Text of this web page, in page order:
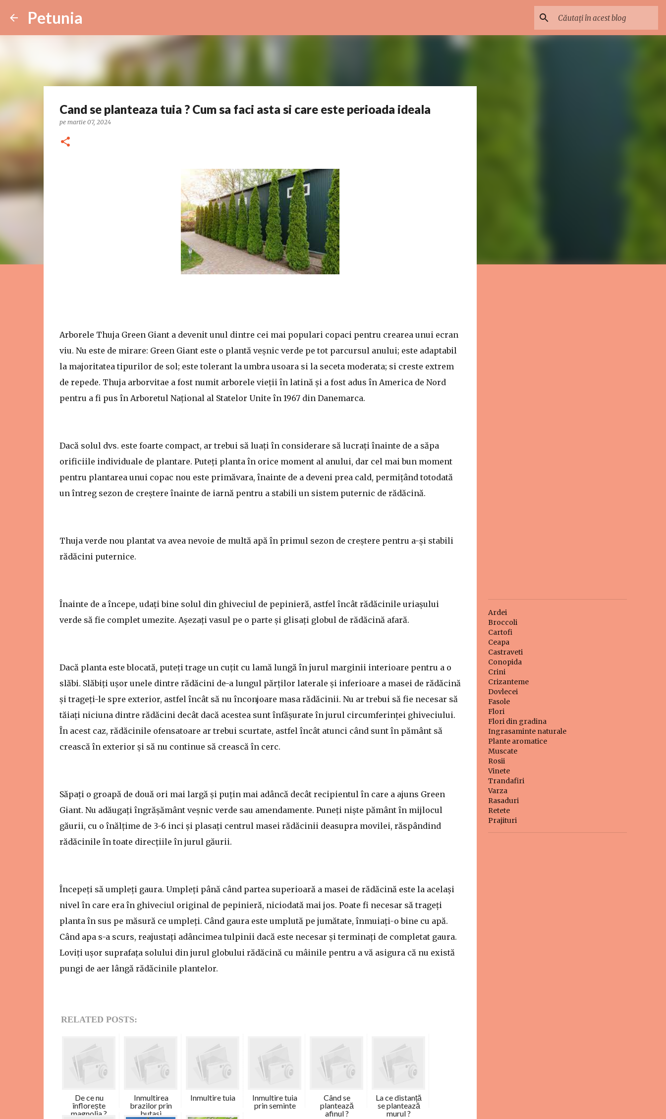
Petunia
Cand se planteaza tuia ? Cum sa faci asta si care este perioada ideala
pe martie 07, 2024
Arborele Thuja Green Giant a devenit unul dintre cei mai populari copaci pentru crearea unui ecran
viu. Nu este de mirare: Green Giant este o plantă veșnic verde pe tot parcursul anului; este adaptabil
la majoritatea tipurilor de sol; este tolerant la umbra usoara si la seceta moderata; si creste extrem
de repede. Thuja arborvitae a fost numit arborele vieții în latină și a fost adus în America de Nord
pentru a fi pus în Arboretul Național al Statelor Unite în 1967 din Danemarca.
Dacă solul dvs. este foarte compact, ar trebui să luați în considerare să lucrați înainte de a săpa
orificiile individuale de plantare. Puteți planta în orice moment al anului, dar cel mai bun moment
pentru plantarea unui copac nou este primăvara, înainte de a deveni prea cald, permițând totodată
un întreg sezon de creștere înainte de iarnă pentru a stabili un sistem puternic de rădăcină.
Thuja verde nou plantat va avea nevoie de multă apă în primul sezon de creștere pentru a-și stabili
rădăcini puternice.
Înainte de a începe, udați bine solul din ghiveciul de pepinieră, astfel încât rădăcinile uriașului
verde să fie complet umezite. Așezați vasul pe o parte și glisați globul de rădăcină afară.
Dacă planta este blocată, puteți trage un cuțit cu lamă lungă în jurul marginii interioare pentru a o
slăbi. Slăbiți ușor unele dintre rădăcini de-a lungul părților laterale și inferioare a masei de rădăcină
și trageți-le spre exterior, astfel încât să nu înconjoare masa rădăcinii. Nu ar trebui să fie necesar să
tăiați niciuna dintre rădăcini decât dacă acestea sunt înfășurate în jurul circumferinței ghiveciului.
În acest caz, rădăcinile ofensatoare ar trebui scurtate, astfel încât atunci când sunt în pământ să
crească în exterior și să nu continue să crească în cerc.
Săpați o groapă de două ori mai largă și puțin mai adâncă decât recipientul în care a ajuns Green
Giant. Nu adăugați îngrășământ veșnic verde sau amendamente. Puneți niște pământ în mijlocul
găurii, cu o înălțime de 3-6 inci și plasați centrul masei rădăcinii deasupra movilei, răspândind
rădăcinile în toate direcțiile în jurul găurii.
Începeți să umpleți gaura. Umpleți până când partea superioară a masei de rădăcină este la același
nivel în care era în ghiveciul original de pepinieră, niciodată mai jos. Poate fi necesar să trageți
planta în sus pe măsură ce umpleți. Când gaura este umplută pe jumătate, înmuiați-o bine cu apă.
Când apa s-a scurs, reajustați adâncimea tulpinii dacă este necesar și terminați de completat gaura.
Loviți ușor suprafața solului din jurul globului rădăcină cu mâinile pentru a vă asigura că nu există
pungi de aer lângă rădăcinile plantelor.
RELATED POSTS:
De ce nu
înflorește
magnolia ?
Inmultirea
brazilor prin
butasi
Inmultire tuia
Inmultire tuia
prin seminte
Când se
plantează
afinul ?
La ce distanță
se plantează
murul ?
Ardei
Broccoli
Cartofi
Ceapa
Castraveti
Conopida
Crini
Crizanteme
Dovlecei
Fasole
Flori
Flori din gradina
Ingrasaminte naturale
Plante aromatice
Muscate
Rosii
Vinete
Trandafiri
Varza
Rasaduri
Retete
Prajituri